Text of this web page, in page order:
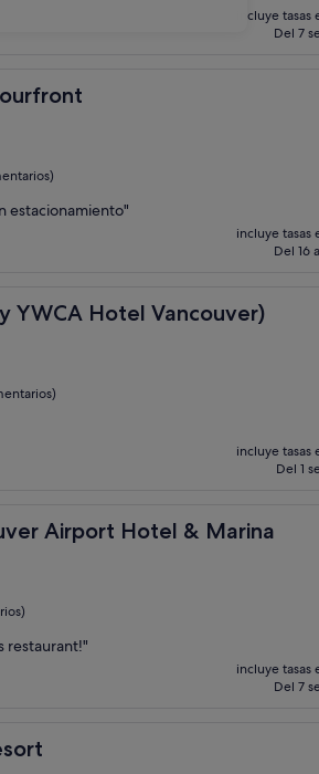
incluye
Del 7
estacionamiento"
incluye tasas
Del 16
YWCA Hotel Vancouver)
Vancouver)
incluye tasas
Del 1
Airport Hotel & Marina
Hotel & Marina
restaurant!"
incluye tasas
Del 7